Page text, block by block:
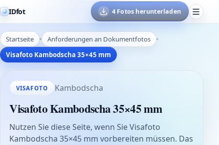
IDfot 4 Fotos herunterladen
Startseite
Anforderungen an Dokumentfotos
Visafoto Kambodscha 35×45 mm
VISAFOTO Kambodscha
Visafoto Kambodscha 35×45 mm
Nutzen Sie diese Seite, wenn Sie Visafoto
Kambodscha 35×45 mm vorbereiten müssen. Das